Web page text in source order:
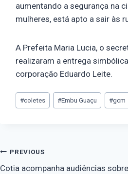
aumentando a segurança na
mulheres, está apto a sair às
A Prefeita Maria Lucia, o
realizaram a entrega
corporação Eduardo Leite.
#coletes #Embu Guaçu #gcm
PREVIOUS
Cotia acompanha audiências